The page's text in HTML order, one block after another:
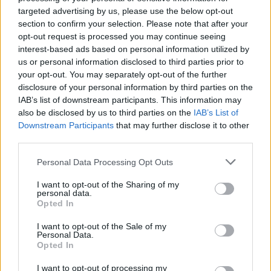
targeted advertising by us, please use the below opt-out
section to confirm your selection. Please note that after your
opt-out request is processed you may continue seeing
interest-based ads based on personal information utilized by
us or personal information disclosed to third parties prior to
your opt-out. You may separately opt-out of the further
disclosure of your personal information by third parties on the
IAB’s list of downstream participants. This information may
also be disclosed by us to third parties on the IAB’s List of
Downstream Participants that may further disclose it to other
Personal Data Processing Opt Outs
I want to opt-out of the Sharing of my
personal data.
Opted In
I want to opt-out of the Sale of my
Personal Data.
Opted In
I want to opt-out of processing my
ADV
ALTRE NOTIZIE DI VARESE